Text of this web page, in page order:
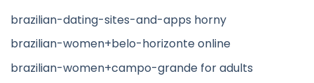
brazilian-dating-sites-and-apps horny
brazilian-women+belo-horizonte online
brazilian-women+campo-grande for adults